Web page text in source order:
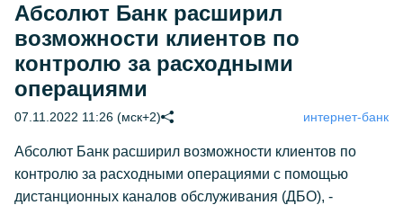
Абсолют Банк расширил
возможности клиентов по
контролю за расходными
операциями
07.11.2022 11:26 (мск+2) интернет-банк
Абсолют Банк расширил возможности клиентов по
контролю за расходными операциями с помощью
дистанционных каналов обслуживания (ДБО), -